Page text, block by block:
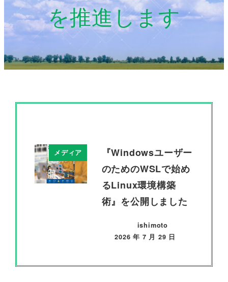
を推進します
メディア
『Windowsユーザー
のためのWSLで始め
るLinux環境構築
術』を公開しました
ishimoto
2026 年 7 月 29 日